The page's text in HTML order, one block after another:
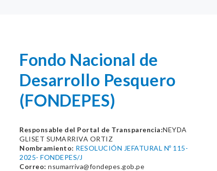
Fondo Nacional de
Desarrollo Pesquero
(FONDEPES)
Responsable del Portal de Transparencia:NEYDA
GLISET SUMARRIVA ORTIZ
Nombramiento: RESOLUCIÓN JEFATURAL Nº 115-
2025- FONDEPES/J
Correo: nsumarriva@fondepes.gob.pe